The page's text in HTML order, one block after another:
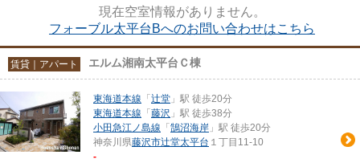
現在空室情報がありません。
フォーブル太平台Bへのお問い合わせはこちら
賃貸｜アパート エルム湘南太平台Ｃ棟
東海道本線 「 辻堂 」駅 徒歩20分
東海道本線 「 藤沢 」駅 徒歩38分
小田急江ノ島線 「 鵠沼海岸 」駅 徒歩20分
神奈川県藤沢市辻堂太平台 １丁目11-10
-